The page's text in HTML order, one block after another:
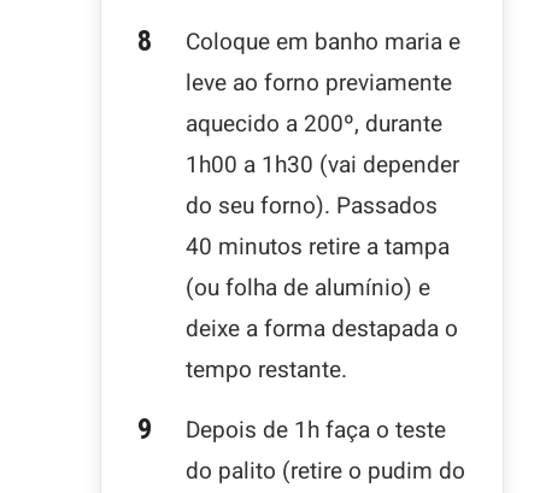
Coloque em banho maria e
leve ao forno previamente
aquecido a 200º, durante
1h00 a 1h30 (vai depender
do seu forno). Passados
40 minutos retire a tampa
(ou folha de alumínio) e
deixe a forma destapada o
tempo restante.
Depois de 1h faça o teste
do palito (retire o pudim do